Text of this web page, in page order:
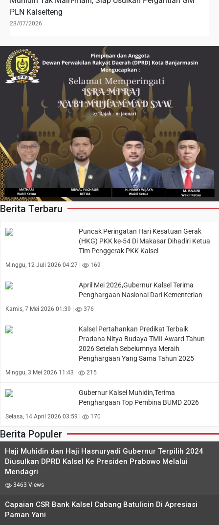
PLN Kalselteng
28/07/2026
Berita Terbaru
Puncak Peringatan Hari Kesatuan Gerak
(HKG) PKK ke-54 Di Makasar Dihadiri Ketua
Tim Penggerak PKK Kalsel
Minggu, 12 Juli 2026 04:27 | 169
April Mei 2026,Gubernur Kalsel Terima
Penghargaan Nasional Dari Kementerian
Kamis, 7 Mei 2026 01:39 | 376
Kalsel Pertahankan Predikat Terbaik
Pradana Nitya Budaya TMII Award Tahun
2026 Setelah Sebelumnya Meraih
Penghargaan Yang Sama Tahun 2025
Minggu, 3 Mei 2026 11:43 | 215
Gubernur Kalsel Muhidin,Terima
Penghargaan Top Pembina BUMD 2026
Selasa, 14 April 2026 03:59 | 170
Berita Populer
Haji Muhidin dan Haji Hasnuryadi Gubernur Terpilih 2024
Diusulkan DPRD Kalsel Ke Presiden Prabowo Melalui
Mendagri
3463 Views
Capaian CSR Bank Kalsel Cabang Batulicin Di Apresiasi
Paman Yani